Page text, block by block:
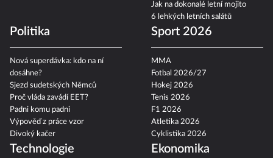
Jak na dokonalé letní mojito
6 lehkých letních salátů
Politika
Nová superdávka: kdo na ní
dosáhne?
Sjezd sudetských Němců
Proč vláda zavádí EET?
Padni komu padni
Výpověď z práce vzor
Divoký kačer
Sport 2026
MMA
Fotbal 2026/27
Hokej 2026
Tenis 2026
F1 2026
Atletika 2026
Cyklistika 2026
Technologie Ekonomika